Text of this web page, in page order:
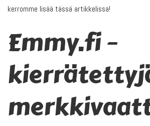
kerromme lisää tässä artikkelissa!
Emmy.fi –